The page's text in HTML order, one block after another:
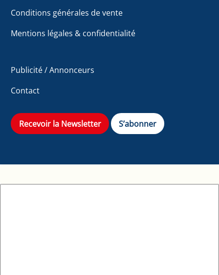
Conditions générales de vente
Mentions légales & confidentialité
Publicité / Annonceurs
Contact
Recevoir la Newsletter S’abonner